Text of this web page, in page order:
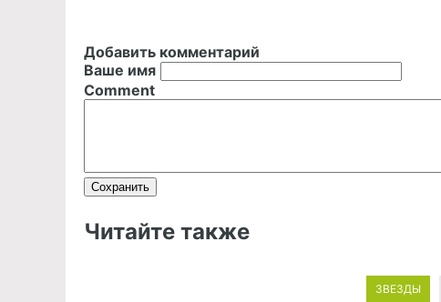
Добавить комментарий
Ваше имя
Comment
Читайте также
ЗВЕЗДЫ